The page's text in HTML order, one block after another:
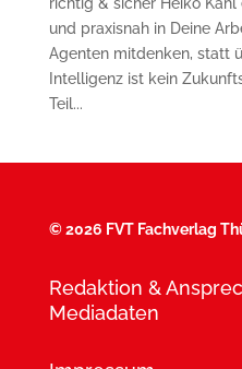
und praxisnah in Deine
Agenten mitdenken, statt
Intelligenz ist kein
Teil...
©2026 FVT Fachverlag
Redaktion &
Mediadaten